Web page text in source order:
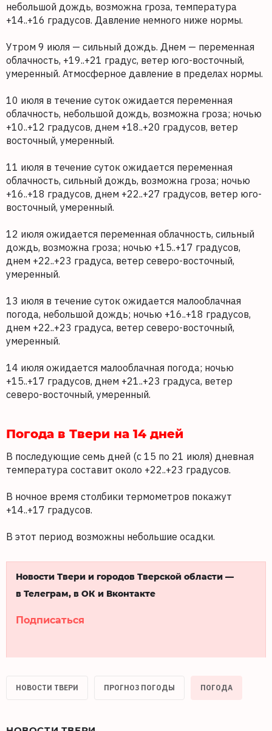
небольшой дождь, возможна гроза, температура
+14..+16 градусов. Давление немного ниже нормы.
Утром 9 июля — сильный дождь. Днем — переменная
облачность, +19..+21 градус, ветер юго-восточный,
умеренный. Атмосферное давление в пределах нормы.
10 июля в течение суток ожидается переменная
облачность, небольшой дождь, возможна гроза; ночью
+10..+12 градусов, днем +18..+20 градусов, ветер
восточный, умеренный.
11 июля в течение суток ожидается переменная
облачность, сильный дождь, возможна гроза; ночью
+16..+18 градусов, днем +22..+27 градусов, ветер юго-
восточный, умеренный.
12 июля ожидается переменная облачность, сильный
дождь, возможна гроза; ночью +15..+17 градусов,
днем +22..+23 градуса, ветер северо-восточный,
умеренный.
13 июля в течение суток ожидается малооблачная
погода, небольшой дождь; ночью +16..+18 градусов,
днем +22..+23 градуса, ветер северо-восточный,
умеренный.
14 июля ожидается малооблачная погода; ночью
+15..+17 градусов, днем +21..+23 градуса, ветер
северо-восточный, умеренный.
Погода в Твери на 14 дней
В последующие семь дней (с 15 по 21 июля) дневная
температура составит около +22..+23 градусов.
В ночное время столбики термометров покажут
+14..+17 градусов.
В этот период возможны небольшие осадки.
Новости Твери и городов Тверской области —
в Телеграм, в ОК и Вконтакте
Подписаться
НОВОСТИ ТВЕРИ ПРОГНОЗ ПОГОДЫ ПОГОДА